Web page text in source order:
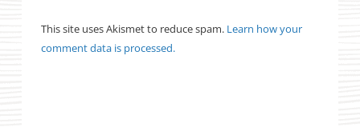
This site uses Akismet to reduce spam. Learn how your
comment data is processed.